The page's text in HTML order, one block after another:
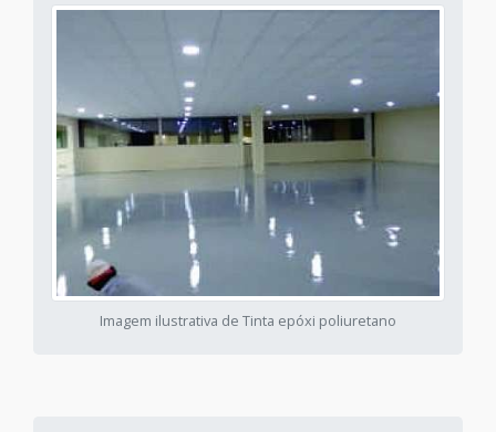
Imagem ilustrativa de Tinta epóxi poliuretano